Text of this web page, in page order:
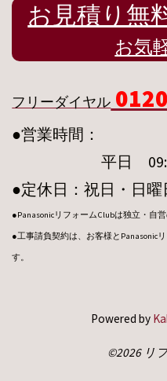
お見積り無
お気
フリーダイヤル
●営業時間：
平日
●定休日：祝日・日曜
●PanasonicリフォームClubは独立・自
●工事請負契約は、お客様とPanasonic
す。
Powered by
©2026 リ